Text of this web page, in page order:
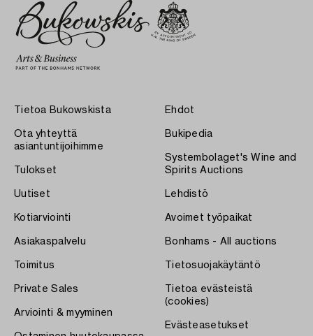
Tietoa Bukowskista
Ota yhteyttä
asiantuntijoihimme
Tulokset
Uutiset
Kotiarviointi
Asiakaspalvelu
Toimitus
Private Sales
Arviointi & myyminen
Ehdot
Bukipedia
Systembolaget's Wine and
Spirits Auctions
Lehdistö
Avoimet työpaikat
Bonhams - All auctions
Tietosuojakäytäntö
Tietoa evästeistä
(cookies)
Evästeasetukset